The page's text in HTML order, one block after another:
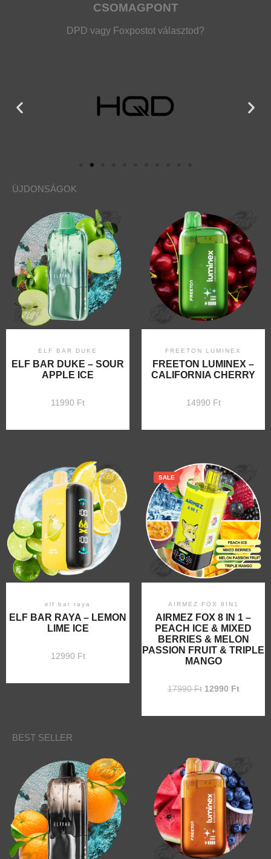
CSOMAGPONT
DPD vagy Foxpostot választod?
ÚJDONSÁGOK
ELF BAR DUKE
ELF BAR DUKE – SOUR
APPLE ICE
11990 Ft
FREETON LUMINEX
FREETON LUMINEX –
CALIFORNIA CHERRY
14990 Ft
elf bar raya
ELF BAR RAYA – LEMON
LIME ICE
12990 Ft
SALE
AIRMEZ FOX 8IN1
AIRMEZ FOX 8 IN 1 –
PEACH ICE & MIXED
BERRIES & MELON
PASSION FRUIT & TRIPLE
MANGO
17990Ft 12990 Ft
BEST SELLER